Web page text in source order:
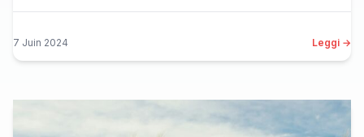
7 Juin 2024 Leggi →